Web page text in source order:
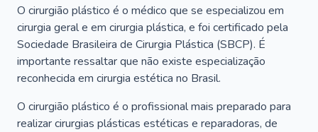
O cirurgião plástico é o médico que se especializou em
cirurgia geral e em cirurgia plástica, e foi certificado pela
Sociedade Brasileira de Cirurgia Plástica (SBCP). É
importante ressaltar que não existe especialização
reconhecida em cirurgia estética no Brasil.
O cirurgião plástico é o profissional mais preparado para
realizar cirurgias plásticas estéticas e reparadoras, de